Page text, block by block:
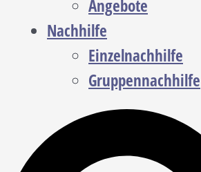
Angebote
Nachhilfe
Einzelnachhilfe
Gruppennachhilfe